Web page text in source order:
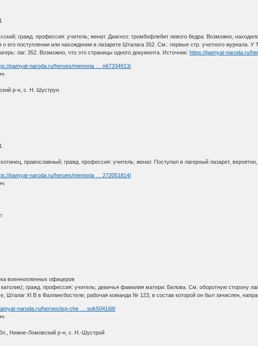
гражд. профессия: учитель; женат. Диагноз: тромбофлебит левого бедра. Возможно,
о его поступлении или нахождении в лазарете Шталага 352. См.: первые стр. учетного
лаг. 352. Возможно, что это страницы одного документа. Источник:https://pamyat-naroda.ru/
pamyat-naroda.ru/heroes/memoria … n67334913/
р-н, с. Н. Шуструн
православный; гражд. профессия: учитель; женат. Поступил в лагерный лазарет, вероятно,
pamyat-naroda.ru/heroes/memoria … 272051814/
военнопленных офицеров
гражд. профессия: учитель; девичья фамилия матери: Белова. См. оборотную сторону
Шталаг XI В в Фаллингбостеле; рабочая команда № 123, в состав которой он был зачислен,
naroda.ru/heroes/isp-che … sok504168/
Нижне-Ломовский р-н, с. Н.-Шустрой